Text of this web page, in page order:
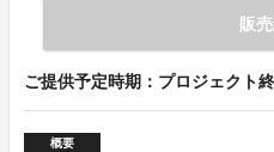
販
ご提供予定時期：プロジェクト
概要